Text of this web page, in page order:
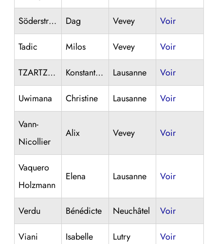
Söderström Dag Vevey Voir
Tadic Milos Vevey Voir
TZARTZAS Konstantinos Lausanne Voir
Uwimana Christine Lausanne Voir
Vann-
Nicollier
Alix Vevey Voir
Vaquero
Holzmann
Elena Lausanne Voir
Verdu Bénédicte Neuchâtel Voir
Viani Isabelle Lutry Voir